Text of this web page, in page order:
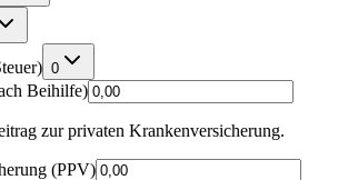
0
Beihilfe)
zur privaten Krankenversicherung.
(PPV)